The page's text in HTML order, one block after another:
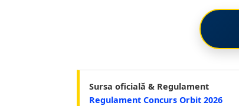
Sursa oficială & Regulament
Regulament Concurs Orbit 2026